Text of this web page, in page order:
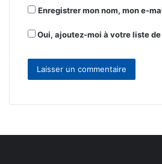
Enregistrer mon nom, mon e-
Oui, ajoutez-moi à votre liste